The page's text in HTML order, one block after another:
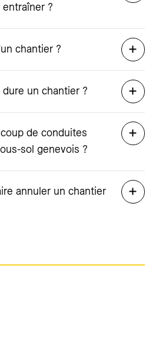
entraîner ?
chantier ?
un chantier ?
de conduites
sol genevois ?
annuler un chantier